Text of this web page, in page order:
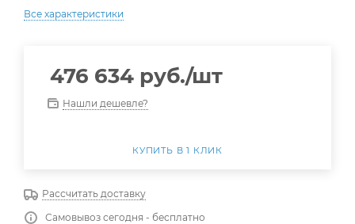
Все характеристики
476 634 руб./шт
Нашли дешевле?
КУПИТЬ В 1 КЛИК
Рассчитать доставку
Самовывоз сегодня - бесплатно